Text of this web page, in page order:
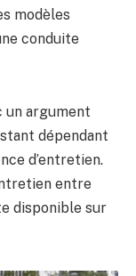
modèles
conduite
un argument
dépendant
d’entretien.
entre
disponible sur